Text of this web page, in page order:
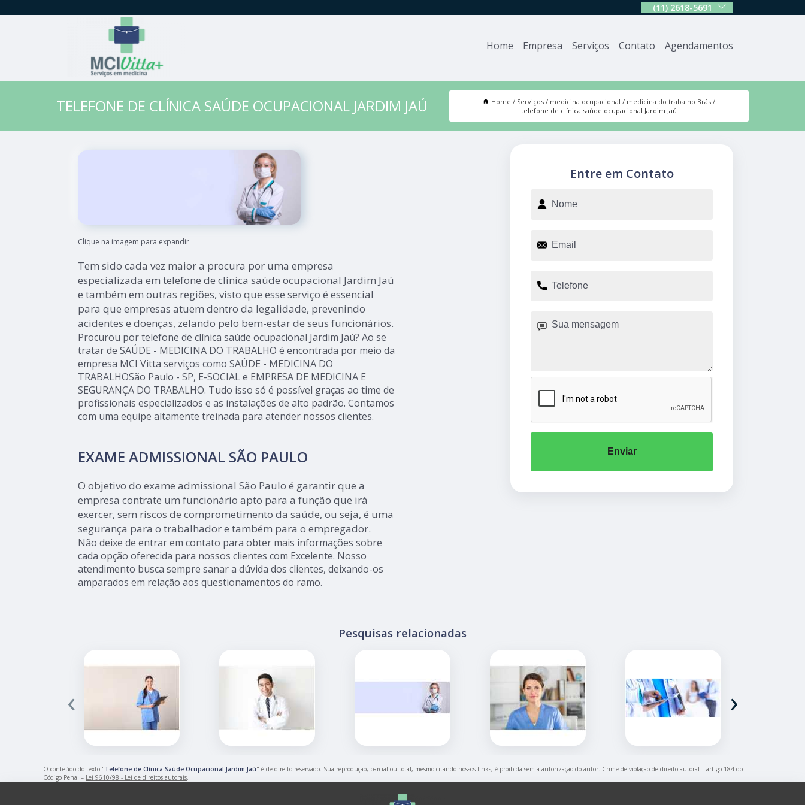
(11) 2618-5691
Home Empresa Serviços Contato Agendamentos
TELEFONE DE CLÍNICA SAÚDE OCUPACIONAL JARDIM JAÚ Home Serviços medicina ocupacional
medicina do trabalho Brás
telefone de clínica saúde ocupacional Jardim Jaú
Clique na imagem para expandir
Tem sido cada vez maior a procura por uma empresa
especializada em telefone de clínica saúde ocupacional Jardim Jaú
e também em outras regiões, visto que esse serviço é essencial
para que empresas atuem dentro da legalidade, prevenindo
acidentes e doenças, zelando pelo bem-estar de seus funcionários.
Procurou por telefone de clínica saúde ocupacional Jardim Jaú? Ao se
tratar de SAÚDE - MEDICINA DO TRABALHO é encontrada por meio da
empresa MCI Vitta serviços como SAÚDE - MEDICINA DO
TRABALHOSão Paulo - SP, E-SOCIAL e EMPRESA DE MEDICINA E
SEGURANÇA DO TRABALHO. Tudo isso só é possível graças ao time de
profissionais especializados e as instalações de alto padrão. Contamos
com uma equipe altamente treinada para atender nossos clientes.
EXAME ADMISSIONAL SÃO PAULO
O objetivo do exame admissional São Paulo é garantir que a
empresa contrate um funcionário apto para a função que irá
exercer, sem riscos de comprometimento da saúde, ou seja, é uma
segurança para o trabalhador e também para o empregador.
Não deixe de entrar em contato para obter mais informações sobre
cada opção oferecida para nossos clientes com Excelente. Nosso
atendimento busca sempre sanar a dúvida dos clientes, deixando-os
amparados em relação aos questionamentos do ramo.
Entre em Contato
Enviar
Pesquisas relacionadas
‹ ›
O conteúdo do texto "Telefone de Clínica Saúde Ocupacional Jardim Jaú" é de direito reservado. Sua reprodução, parcial ou total, mesmo citando nossos links, é proibida sem a autorização do autor. Crime de violação de direito autoral – artigo 184 do
Código Penal – Lei 9610/98 - Lei de direitos autorais.